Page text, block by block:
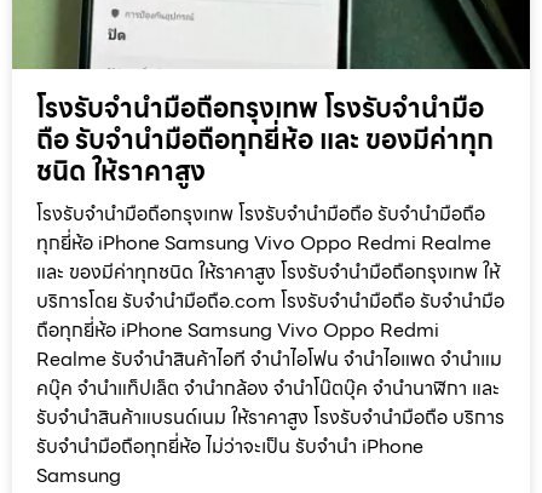
โรงรับจำนำมือถือกรุงเทพ โรงรับจำนำมือ
ถือ รับจำนำมือถือทุกยี่ห้อ และ ของมีค่าทุก
ชนิด ให้ราคาสูง
โรงรับจำนำมือถือกรุงเทพ โรงรับจำนำมือถือ รับจำนำมือถือ
ทุกยี่ห้อ iPhone Samsung Vivo Oppo Redmi Realme
และ ของมีค่าทุกชนิด ให้ราคาสูง โรงรับจำนำมือถือกรุงเทพ ให้
บริการโดย รับจํานํามือถือ.com โรงรับจำนำมือถือ รับจำนำมือ
ถือทุกยี่ห้อ iPhone Samsung Vivo Oppo Redmi
Realme รับจำนำสินค้าไอที จำนำไอโฟน จำนำไอแพด จำนำแม
คบุ๊ค จำนำแท็ปเล็ต จำนำกล้อง จำนำโน๊ตบุ๊ค จำนำนาฬิกา และ
รับจำนำสินค้าแบรนด์เนม ให้ราคาสูง โรงรับจำนำมือถือ บริการ
รับจำนำมือถือทุกยี่ห้อ ไม่ว่าจะเป็น รับจำนำ iPhone
Samsung